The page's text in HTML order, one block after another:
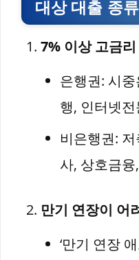
대상 대출 종류
7% 이상 고금
은행권: 시
행, 인터넷
비은행권:
사, 상호금
만기 연장이 어
‘만기 연장